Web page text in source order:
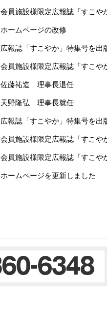
会員施設様限定広報誌「すこや
ホームページの改修
広報誌「すこやか」特集号を出
会員施設様限定広報誌「すこや
佐藤祐造 理事長退任
天野隆弘 理事長就任
広報誌「すこやか」特集号を出
会員施設様限定広報誌「すこや
会員施設様限定広報誌「すこや
ホームページを更新しました